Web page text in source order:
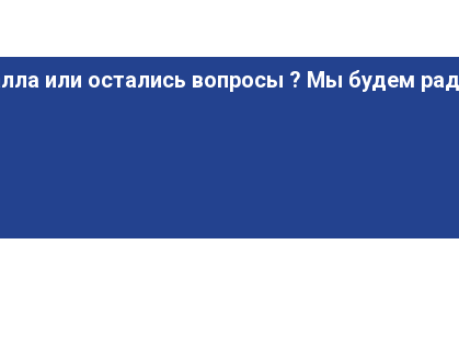
или остались вопросы ? Мы будем